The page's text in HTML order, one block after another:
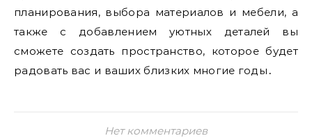
планирования‚ выбора материалов и мебели‚ а
также с добавлением уютных деталей вы
сможете создать пространство‚ которое будет
радовать вас и ваших близких многие годы․
Нет комментариев